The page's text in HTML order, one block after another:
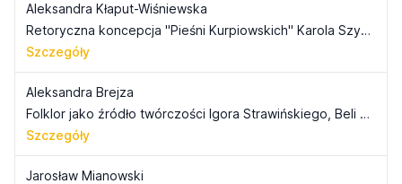
Aleksandra Kłaput-Wiśniewska
Retoryczna koncepcja "Pieśni Kurpiowskich" Karola Szymanowskiego, s. 119-134
Szczegóły
Aleksandra Brejza
Folklor jako źródło twórczości Igora Strawińskiego, Beli Bartóka i Karola Szymanowskiego, s. 135-146
Szczegóły
Jarosław Mianowski